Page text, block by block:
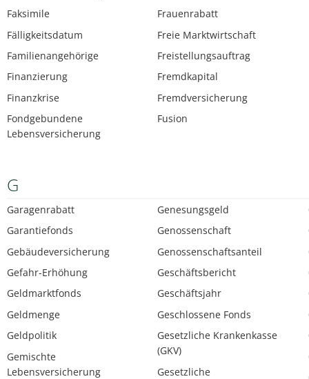
Faksimile
Fälligkeitsdatum
Familienangehörige
Finanzierung
Finanzkrise
Fondgebundene
Lebensversicherung
Frauenrabatt
Freie Marktwirtschaft
Freistellungsauftrag
Fremdkapital
Fremdversicherung
Fusion
G
Garagenrabatt
Garantiefonds
Gebäudeversicherung
Gefahr-Erhöhung
Geldmarktfonds
Geldmenge
Geldpolitik
Gemischte
Lebensversicherung
Genesungsgeld
Genossenschaft
Genossenschaftsanteil
Geschäftsbericht
Geschäftsjahr
Geschlossene Fonds
Gesetzliche Krankenkasse
(GKV)
Gesetzliche